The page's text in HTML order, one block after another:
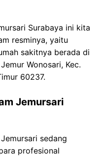
Surabaya ini kita
resminya, yaitu
sakitnya berada di
Wonosari, Kec.
60237.
Jemursari
sedang
profesional